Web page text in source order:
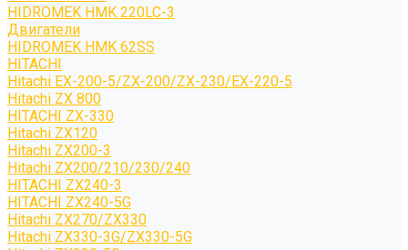
HIDROMEK HMK 220LC-3
Двигатели
HIDROMEK HMK 62SS
HITACHI
Hitachi EX-200-5/ZX-200/ZX-230/EX-220-5
Hitachi ZX 800
HITACHI ZX-330
Hitachi ZX120
Hitachi ZX200-3
Hitachi ZX200/210/230/240
HITACHI ZX240-3
HITACHI ZX240-5G
Hitachi ZX270/ZX330
Hitachi ZX330-3G/ZX330-5G